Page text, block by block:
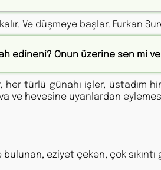
Ve düşmeye başlar. Furkan
edineni? Onun üzerine sen mi
her türlü günahı işler, üstadım
ve hevesine uyanlardan
eziyet çeken, çok sıkıntı